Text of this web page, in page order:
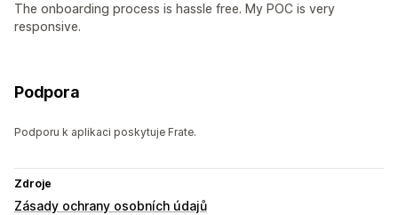
The onboarding process is hassle free. My POC is very
responsive.
Podpora
Podporu k aplikaci poskytuje Frate.
Zdroje
Zásady ochrany osobních údajů